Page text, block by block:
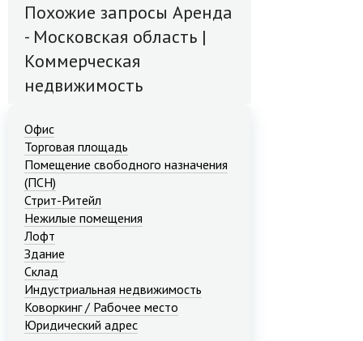
Похожие запросы Аренда
- Московская область |
Коммерческая
недвижимость
Офис
Торговая площадь
Помещение свободного назначения
(ПСН)
Стрит-Ритейл
Нежилые помещения
Лофт
Здание
Склад
Индустриальная недвижимость
Коворкинг / Рабочее место
Юридический адрес